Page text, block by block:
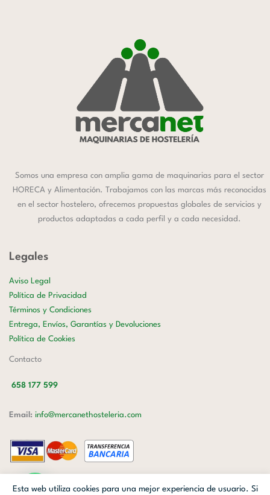
Somos una empresa con amplia gama de maquinarias para el sector
HORECA y Alimentación. Trabajamos con las marcas más reconocidas
en el sector hostelero, ofrecemos propuestas globales de servicios y
productos adaptadas a cada perfil y a cada necesidad.
Legales
Aviso Legal
Política de Privacidad
Términos y Condiciones
Entrega, Envíos, Garantías y Devoluciones
Política de Cookies
Contacto
658 177 599
Email: info@mercanethosteleria.com
Esta web utiliza cookies para una mejor experiencia de usuario. Si